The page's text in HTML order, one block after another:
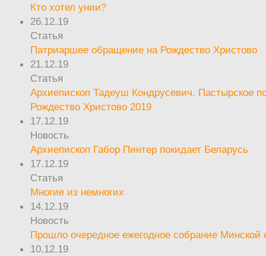
Кто хотел унии?
26.12.19
Статья
Патриаршее обращение на Рождество Христово
21.12.19
Статья
Архиепископ Тадеуш Кондрусевич. Пастырское
Рождество Христово 2019
17.12.19
Новость
Архиепископ Габор Пинтер покидает Беларусь
17.12.19
Статья
Многие из немногих
14.12.19
Новость
Прошло очередное ежегодное собрание
10.12.19